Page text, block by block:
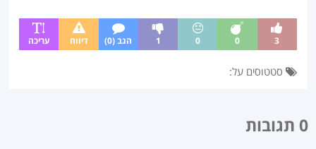
3
0
0
1 הגב (0) דיווח עריכה
סטטוסים על:
0 תגובות